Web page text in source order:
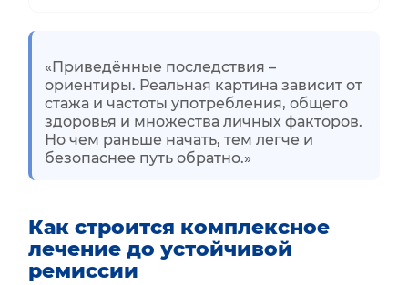
«Приведённые последствия –
ориентиры. Реальная картина зависит от
стажа и частоты употребления, общего
здоровья и множества личных факторов.
Но чем раньше начать, тем легче и
безопаснее путь обратно.»
Как строится комплексное
лечение до устойчивой
ремиссии